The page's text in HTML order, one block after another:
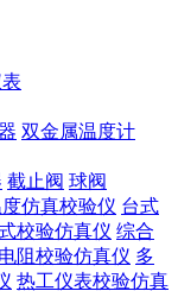
双金属温度计
截止阀 球阀
仿真校验仪 台式
校验仿真仪 综合
阻校验仿真仪 多
热工仪表校验仿真